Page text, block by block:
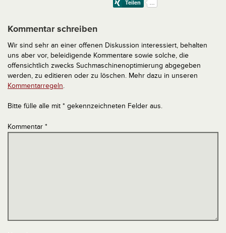
Kommentar schreiben
Wir sind sehr an einer offenen Diskussion interessiert, behalten
uns aber vor, beleidigende Kommentare sowie solche, die
offensichtlich zwecks Suchmaschinenoptimierung abgegeben
werden, zu editieren oder zu löschen. Mehr dazu in unseren
Kommentarregeln.
Bitte fülle alle mit * gekennzeichneten Felder aus.
Kommentar *